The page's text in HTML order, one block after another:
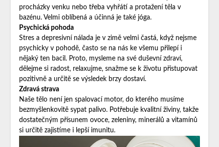
procházky venku nebo třeba vyhřátí a protažení těla v
bazénu. Velmi oblíbená a účinná je také jóga.
Psychická pohoda
Stres a depresivní nálada je v zimě velmi častá, když nejsme
psychicky v pohodě, často se na nás ke všemu přilepí i
nějaký ten bacil. Proto, mysleme na své duševní zdraví,
dělejme si radost, relaxujme, snažme se k životu přistupovat
pozitivně a určitě se výsledek brzy dostaví.
Zdravá strava
Naše tělo není jen spalovací motor, do kterého musíme
bezmyšlenkovitě sypat palivo. Potřebuje kvalitní živiny, takže
dostatečným přísunem ovoce, zeleniny, minerálů a vitamínů
si určitě zajistíme i lepší imunitu.